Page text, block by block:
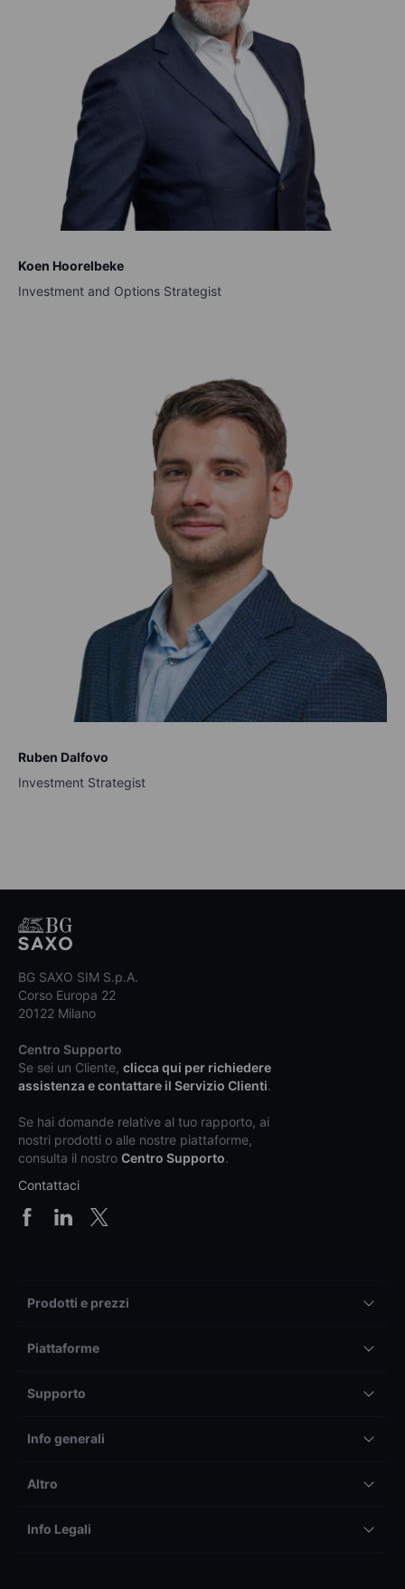
Koen Hoorelbeke
Investment and Options Strategist
Ruben Dalfovo
Investment Strategist
BG SAXO SIM S.p.A.
Corso Europa 22
20122 Milano
Centro Supporto
Se sei un Cliente, clicca qui per richiedere
assistenza e contattare il Servizio Clienti.
Se hai domande relative al tuo rapporto, ai
nostri prodotti o alle nostre piattaforme,
consulta il nostro Centro Supporto.
Contattaci
Prodotti e prezzi
Piattaforme
Supporto
Info generali
Altro
Info Legali